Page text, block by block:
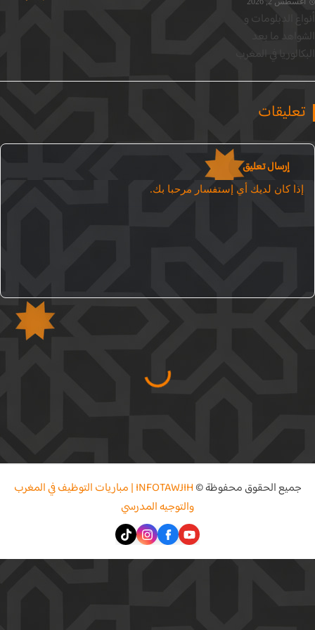
الدبلومات و
ما بعد
في المغرب
إرسال تعليق
كان لديك أي إستفسار مرحبا بك.
جميع الحقوق محفوظة ©
INFOTAWJIH | مباريات التوظيف في المغرب
والتوجيه المدرسي